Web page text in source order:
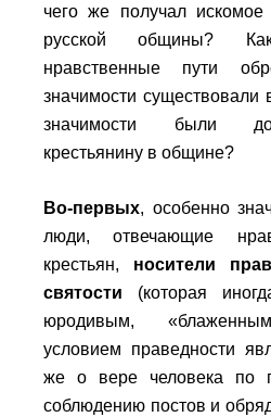
чего же получал искомое
русской общины?
нравственные пути
значимости
значимости были
крестьянину в общине?
Во-первых, особенно
люди, отвечающие
крестьян, носители
святости (которая
юродивым,
условием праведности
же о вере человека по
соблюдению постов и